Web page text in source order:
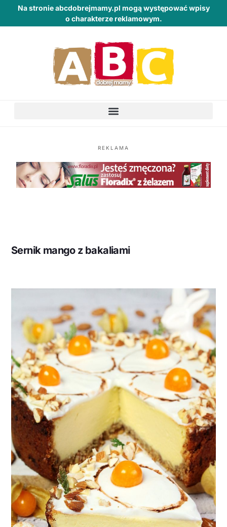
Na stronie abcdobrejmamy.pl mogą występować wpisy
o charakterze reklamowym.
REKLAMA
Sernik mango z bakaliami